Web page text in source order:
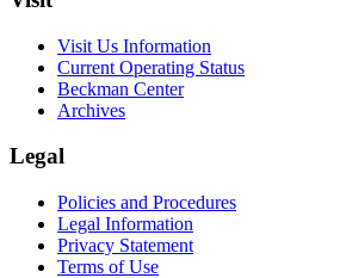
Visit Us Information
Current Operating Status
Beckman Center
Archives
Legal
Policies and Procedures
Legal Information
Privacy Statement
Terms of Use